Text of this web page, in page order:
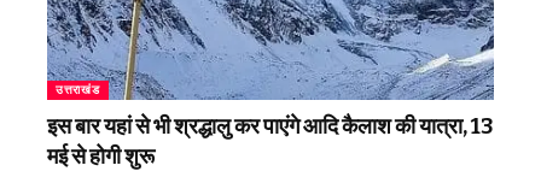
उत्तराखंड
इस बार यहां से भी श्रद्धालु कर पाएंगे आदि कैलाश की यात्रा, 13
मई से होगी शुरू